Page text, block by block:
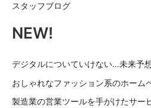
スタッフブログ
NEW!
デジタルについていけない…未来予
おしゃれなファッション系のホーム
製造業の営業ツールを手がけたサー